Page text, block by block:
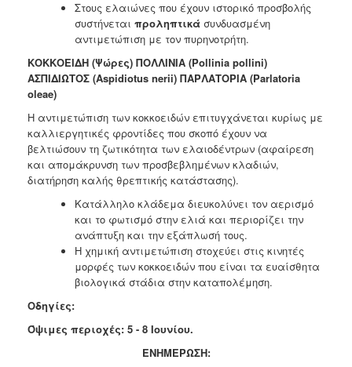
Στους ελαιώνες που έχουν ιστορικό προσβολής
συστήνεται προληπτικά συνδυασμένη
αντιμετώπιση με τον πυρηνοτρήτη.
ΚΟΚΚΟΕΙΔΗ (Ψώρες) ΠΟΛΛΙΝΙΑ (Pollinia pollini)
ΑΣΠΙΔΙΩΤΟΣ (Aspidiotus nerii) ΠΑΡΛΑΤΟΡΙΑ (Parlatoria
oleae)
Η αντιμετώπιση των κοκκοειδών επιτυγχάνεται κυρίως με
καλλιεργητικές φροντίδες που σκοπό έχουν να
βελτιώσουν τη ζωτικότητα των ελαιοδέντρων (αφαίρεση
και απομάκρυνση των προσβεβλημένων κλαδιών,
διατήρηση καλής θρεπτικής κατάστασης).
Κατάλληλο κλάδεμα διευκολύνει τον αερισμό
και το φωτισμό στην ελιά και περιορίζει την
ανάπτυξη και την εξάπλωσή τους.
Η χημική αντιμετώπιση στοχεύει στις κινητές
μορφές των κοκκοειδών που είναι τα ευαίσθητα
βιολογικά στάδια στην καταπολέμηση.
Οδηγίες:
Όψιμες περιοχές: 5 - 8 Ιουνίου.
ΕΝΗΜΕΡΩΣΗ: